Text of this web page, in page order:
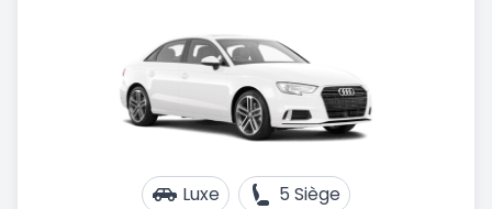
Luxe 5 Siège